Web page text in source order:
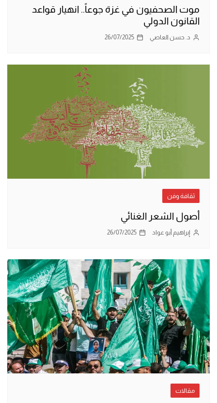
موت الصحفيون في غزة جوعاً.. انهيار قواعد
القانون الدولي
د. حسن العاصي 26/07/2025
ثقافة وفن
أصول الشعر الغنائي
إبراهيم أبو عواد 26/07/2025
مقالات